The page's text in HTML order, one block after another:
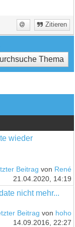
Zitieren
wieder
Beitrag von René
21.04.2020, 14:19
nicht mehr...
Beitrag von hoho
14.09.2016, 22:27